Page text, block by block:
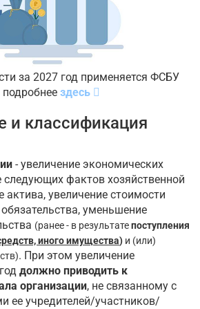
за 2027 год применяется ФСБУ
здесь
и классификация
- увеличение экономических
следующих фактов хозяйственной
актива, увеличение стоимости
уменьшение
(ранее - в результатепоступления
иного имущества) и (или)
. При этом увеличение
должно приводить к
организации, не связанному с
ее учредителей/участников/